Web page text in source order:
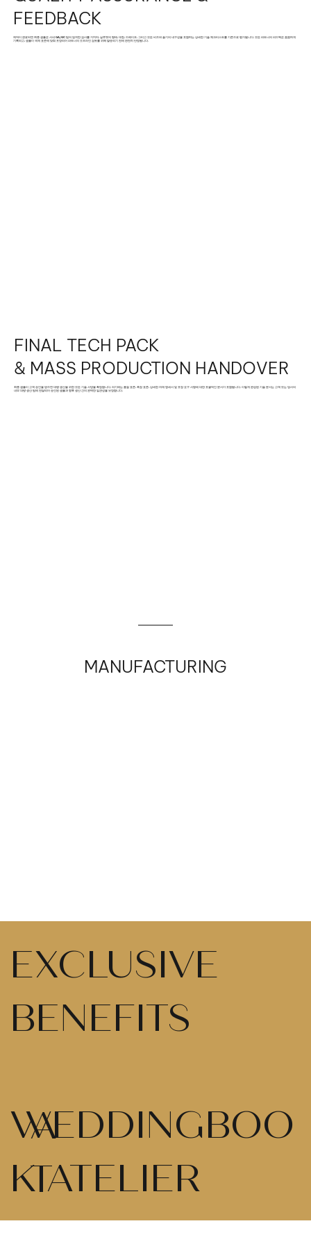
FEEDBACK
제작이 완료되면 최종 샘플은 사내 QA/QC 팀의 엄격한 검사를 거치며, 실루엣의 형태, 대칭, 드레이프, 그리고 모든 비즈와 솔기의 내구성을 포함하는 상세한 기술 체크리스트를 기준으로 평가됩니다. 모든 파트너의 피드백은 꼼꼼하게
기록되고, 샘플이 국제 표준에 맞춰 포장되어 파트너의 오프라인 검토를 위해 발송되기 전에 완전히 반영됩니다.
FINAL TECH PACK
& MASS PRODUCTION HANDOVER
최종 샘플이 고객 승인을 받으면 대량 생산을 위한 모든 기술 사양을 확정합니다. 여기에는 품질 표준, 측정 표준, 상세한 자재 명세서 및 포장 요구 사항에 대한 포괄적인 문서가 포함됩니다. 이렇게 완성된 기술 문서는 고객 또는 당사의
내부 대량 생산 팀에 전달되어 승인된 샘플과 향후 생산 간의 완벽한 일관성을 보장합니다.
MANUFACTURING
EXCLUSIVE
BENEFITS
WEDDINGBOO
K ATELIER
A
T